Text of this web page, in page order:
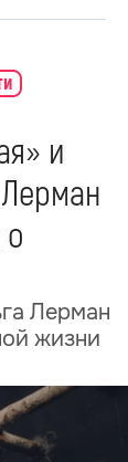
и
Лерман
жизни